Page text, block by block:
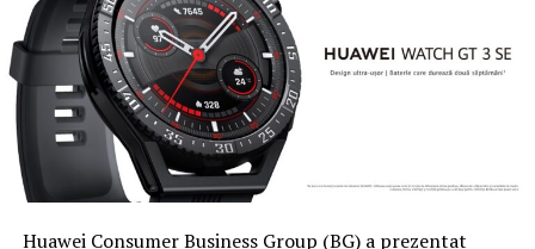
Huawei Consumer Business Group (BG) a prezentat